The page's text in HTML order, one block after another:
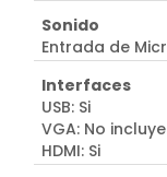
Sonido
Entrada de
Interfaces
USB: Si
VGA: No incluye
HDMI: Si